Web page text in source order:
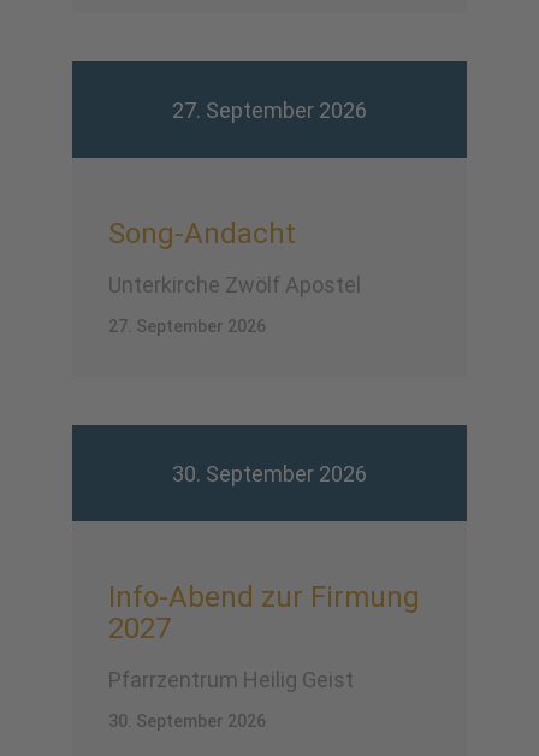
27. September 2026
Song-Andacht
Unterkirche Zwölf Apostel
27. September 2026
30. September 2026
Info-Abend zur Firmung
2027
Pfarrzentrum Heilig Geist
30. September 2026